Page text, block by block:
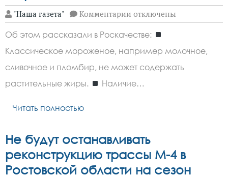
"Наша газета" Комментарии к
записи
выбрать
качественное
мороженое?
отключены
Об этом рассказали в Роскачестве:
Классическое мороженое, например молочное,
сливочное и пломбир, не может содержать
растительные жиры.
Наличие…
Читать полностью
Не будут останавливать
реконструкцию трассы М-4 в
Ростовской области на сезон